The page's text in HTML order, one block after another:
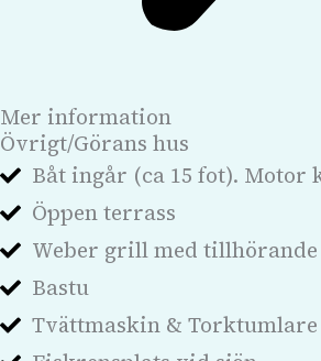
Mer information
Övrigt/Görans hus
Båt ingår (ca 15 fot). Motor
Öppen terrass
Weber grill med
Bastu
Tvättmaskin & Torktumlare